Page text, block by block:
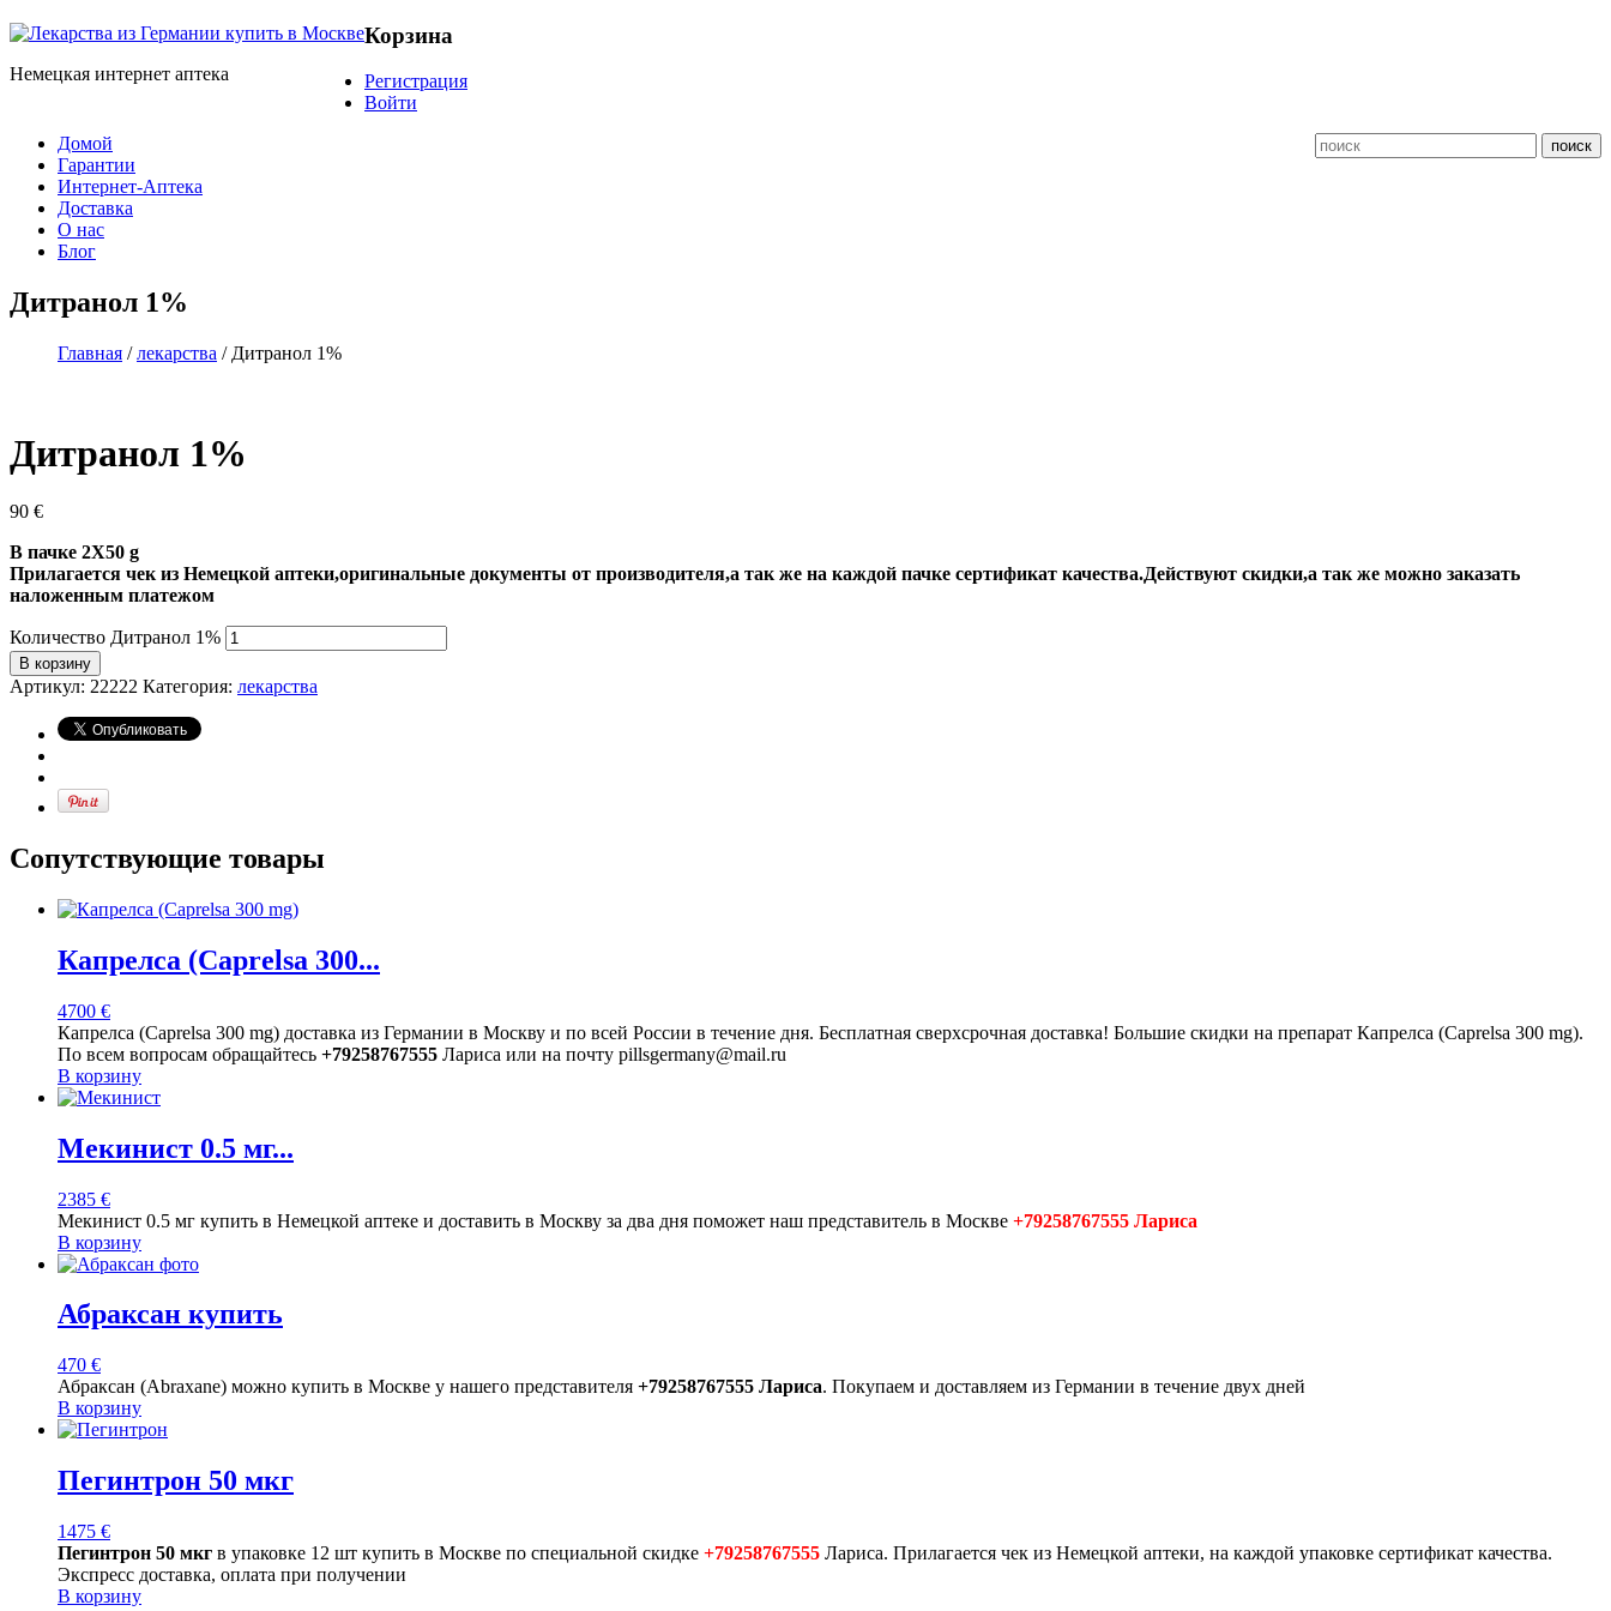
Немецкая интернет аптека
Корзина
Регистрация
Войти
Домой
Гарантии
Интернет-Аптека
Доставка
О нас
Блог
Дитранол 1%
Главная /лекарства / Дитранол 1%
Дитранол 1%
90 €
В пачке 2X50 g
Прилагается чек из Немецкой аптеки,оригинальные документы от производителя,а так же на каждой пачке сертификат качества.Действуют скидки,а так же можно заказать
наложенным платежом
Количество Дитранол 1%
В корзину
Артикул: 22222 Категория: лекарства
Сопутствующие товары
Капрелса (Caprelsa 300...
4700 €
Капрелса (Caprelsa 300 mg) доставка из Германии в Москву и по всей России в течение дня. Бесплатная сверхсрочная доставка! Большие скидки на препарат Капрелса (Caprelsa 300 mg).
По всем вопросам обращайтесь +79258767555 Лариса или на почту pillsgermany@mail.ru
В корзину
Мекинист 0.5 мг...
2385 €
Мекинист 0.5 мг купить в Немецкой аптеке и доставить в Москву за два дня поможет наш представитель в Москве +79258767555 Лариса
В корзину
Абраксан купить
470 €
Абраксан (Abraxane) можно купить в Москве у нашего представителя +79258767555 Лариса. Покупаем и доставляем из Германии в течение двух дней
В корзину
Пегинтрон 50 мкг
1475 €
Пегинтрон 50 мкг в упаковке 12 шт купить в Москве по специальной скидке +79258767555 Лариса. Прилагается чек из Немецкой аптеки, на каждой упаковке сертификат качества.
Экспресс доставка, оплата при получении
В корзину